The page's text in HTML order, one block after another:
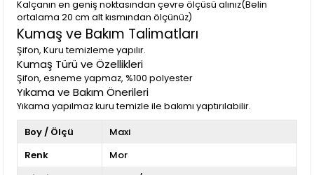
Kalçanın en geniş noktasından çevre ölçüsü alınız(Belin
ortalama 20 cm alt kısmından ölçünüz)
Kumaş ve Bakım Talimatları
Şifon, Kuru temizleme yapılır.
Kumaş Türü ve Özellikleri
Şifon, esneme yapmaz, %100 polyester
Yıkama ve Bakım Önerileri
Yıkama yapılmaz kuru temizle ile bakımı yaptırılabilir.
Boy / Ölçü
Maxi
Renk
Mor